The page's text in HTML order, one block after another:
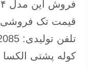
فروش این مدل ۴ عدد به بالا
قیمت تک فروشی ۱.۵۵۰٫۰۰۰ت
تلفن تولیدی: 02136832085
کوله پشتی الکسا